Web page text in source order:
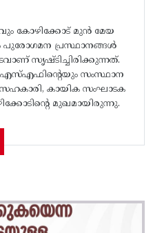
കോഴിക്കോട്‌ മുൻ മേയ
പുരോഗമന പ്രസ്ഥാനങ്ങൾ
സൃഷ്ടിച്ചിരിക്കുന്നത്‌.
സംസ്ഥാന
സഹകാരി, കായിക സംഘാടക
മുഖമായിരുന്നു.